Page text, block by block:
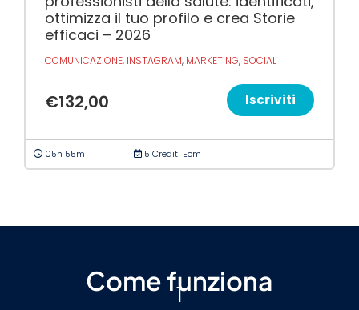
ottimizza il tuo profilo e crea Storie
efficaci – 2026
COMUNICAZIONE, INSTAGRAM, MARKETING, SOCIAL
€132,00 Iscriviti
05h 55m 5 Crediti Ecm
Come funziona
1